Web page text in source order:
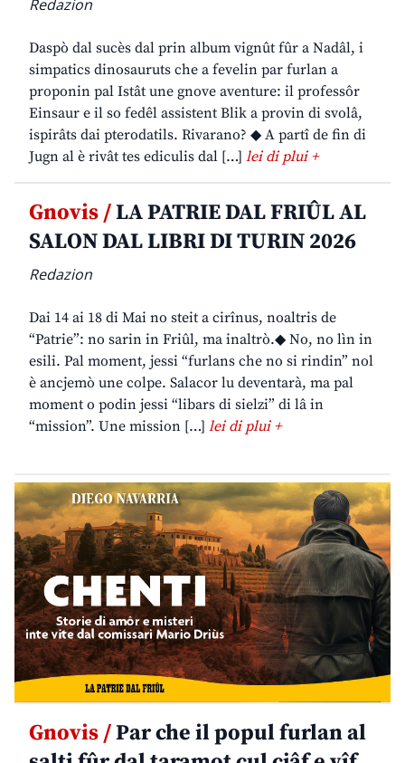
Redazion
Daspò dal sucès dal prin album vignût fûr a Nadâl, i
simpatics dinosauruts che a fevelin par furlan a
proponin pal Istât une gnove aventure: il professôr
Einsaur e il so fedêl assistent Blik a provin di svolâ,
ispirâts dai pterodatils. Rivarano? ◆ A partî de fin di
Jugn al è rivât tes ediculis dal […] lei di plui +
Gnovis /LA PATRIE DAL FRIÛL AL
SALON DAL LIBRI DI TURIN 2026
Redazion
Dai 14 ai 18 di Mai no steit a cirînus, noaltris de
“Patrie”: no sarin in Friûl, ma inaltrò.◆ No, no lìn in
esili. Pal moment, jessi “furlans che no si rindin” nol
è ancjemò une colpe. Salacor lu deventarà, ma pal
moment o podin jessi “libars di sielzi” di lâ in
“mission”. Une mission […] lei di plui +
Gnovis /Par che il popul furlan al